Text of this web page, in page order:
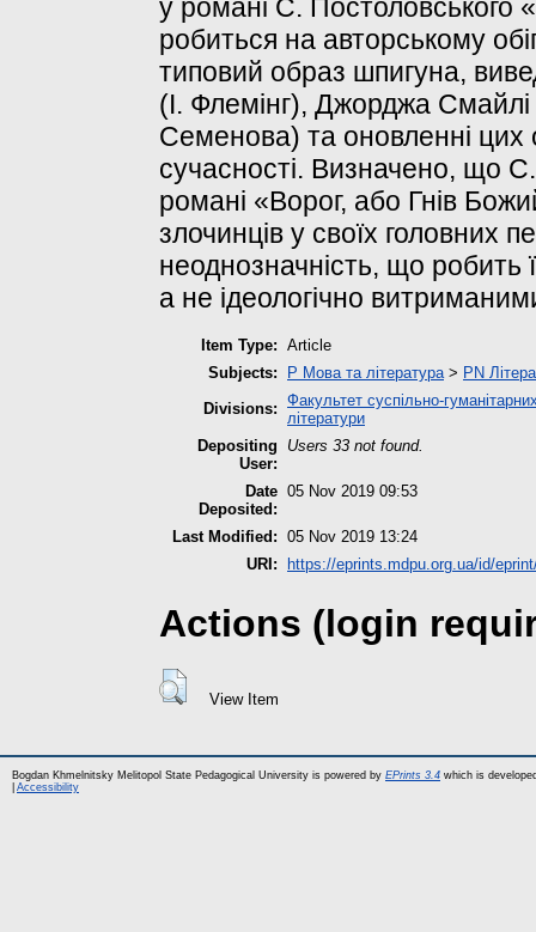
у романі С. Постоловського
робиться на авторському
типовий образ шпигуна,
(І. Флемінг), Джорджа
Семенова) та оновленні цих
сучасності. Визначено, що
романі «Ворог, або Гнів
злочинців у своїх головних
неоднозначність, що
а не ідеологічно
Item Type: Article
Subjects:
P Мова та література> PN
Divisions: Факультет суспільно-
літератури
Depositing
User:
Users 33 not found.
Date
Deposited:
05 Nov 2019 09:53
Last Modified: 05 Nov 2019 13:24
URI:
https://eprints.mdpu.org.ua/id/
Actions (login
View Item
Bogdan Khmelnitsky Melitopol State Pedagogical University is powered by EPrints 3.4 which is
Accessibility